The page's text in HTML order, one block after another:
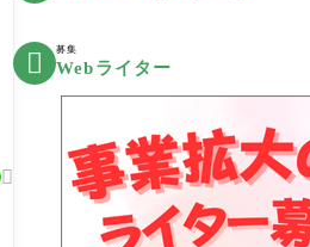

 募集
Webライター